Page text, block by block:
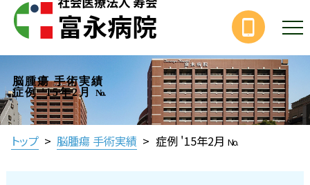
脳腫瘍 手術実績
症例 '15年2月
No.
トップ > 脳腫瘍 手術実績 > 症例 '15年2月 No.